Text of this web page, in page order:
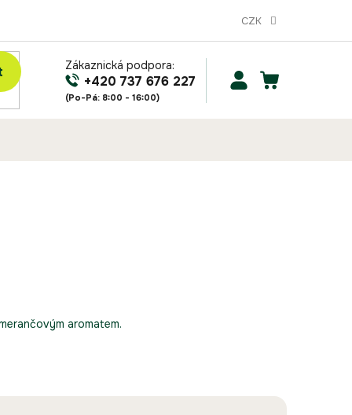
CZK
NÁKUPNÍ
Zákaznická podpora:
+420 737 676 227
aromatem.